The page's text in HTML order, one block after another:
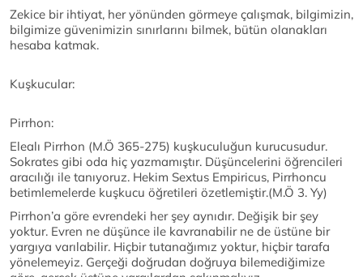
Zekice bir ihtiyat, her yönünden görmeye çalışmak, bilgimizin,
bilgimize güvenimizin sınırlarını bilmek, bütün olanakları
hesaba katmak.
Kuşkucular:
Pirrhon:
Elealı Pirrhon (M.Ö 365-275) kuşkuculuğun kurucusudur.
Sokrates gibi oda hiç yazmamıştır. Düşüncelerini öğrencileri
aracılığı ile tanıyoruz. Hekim Sextus Empiricus, Pirrhoncu
betimlemelerde kuşkucu öğretileri özetlemiştir.(M.Ö 3. Yy)
Pirrhon’a göre evrendeki her şey aynıdır. Değişik bir şey
yoktur. Evren ne düşünce ile kavranabilir ne de üstüne bir
yargıya varılabilir. Hiçbir tutanağımız yoktur, hiçbir tarafa
yönelemeyiz. Gerçeği doğrudan doğruya bilemediğimize